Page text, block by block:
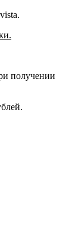
получении